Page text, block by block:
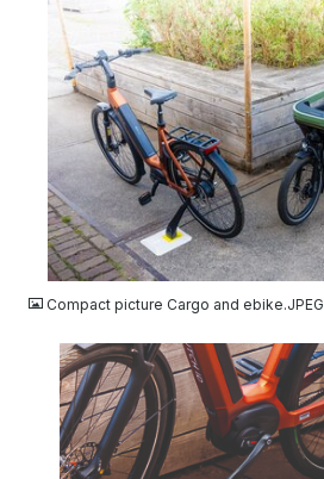
JPEG
Compact picture Cargo and ebike.JPEG